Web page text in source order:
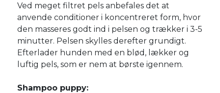
Ved meget filtret pels anbefales det at
anvende conditioner i koncentreret form, hvor
den masseres godt ind i pelsen og trækker i 3-5
minutter. Pelsen skylles derefter grundigt.
Efterlader hunden med en blød, lækker og
luftig pels, som er nem at børste igennem.
Shampoo puppy: